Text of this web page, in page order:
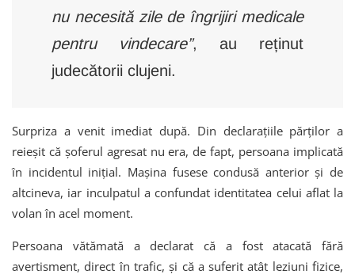
nu necesită zile de îngrijiri medicale
pentru vindecare”, au reținut
judecătorii clujeni.
Surpriza a venit imediat după. Din declarațiile părților a
reieșit că șoferul agresat nu era, de fapt, persoana implicată
în incidentul inițial. Mașina fusese condusă anterior și de
altcineva, iar inculpatul a confundat identitatea celui aflat la
volan în acel moment.
Persoana vătămată a declarat că a fost atacată fără
avertisment, direct în trafic, și că a suferit atât leziuni fizice,